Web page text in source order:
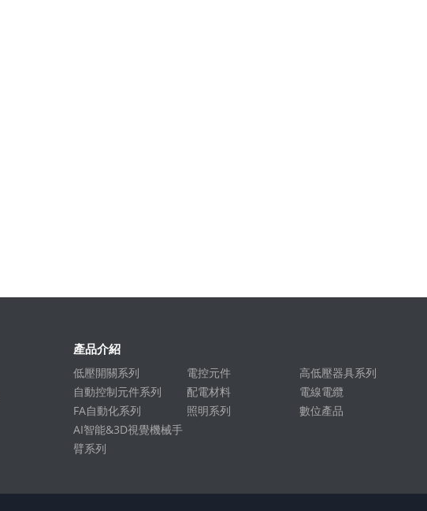
產品介紹
低壓開關系列 電控元件
高低壓器具系列
自動控制元件系列
配電材料
電線電纜
FA自動化系列
照明系列
數位產品
AI智能&3D視覺機械手
臂系列